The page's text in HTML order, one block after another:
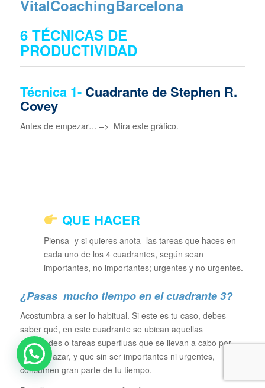
6 TÉCNICAS DE
PRODUCTIVIDAD
Técnica 1-Cuadrante de Stephen R.
Covey
Antes de empezar… –> Mira este gráfico.
QUE HACER
Piensa -y si quieres anota- las tareas que haces en
cada uno de los 4 cuadrantes, según sean
importantes, no importantes; urgentes y no urgentes.
¿Pasas mucho tiempo en el cuadrante 3?
Acostumbra a ser lo habitual. Si este es tu caso, debes
saber qué, en este cuadrante se ubican aquellas
actividades o tareas superfluas que se llevan a cabo por
hábito o azar, y que sin ser importantes ni urgentes,
consumen gran parte de tu tiempo.